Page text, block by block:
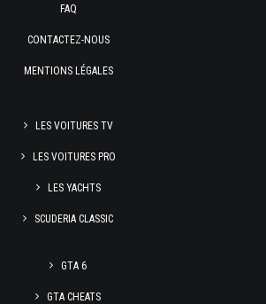
FAQ
CONTACTEZ-NOUS
MENTIONS LÉGALES
LES VOITURES TV
LES VOITURES PRO
LES YACHTS
SCUDERIA CLASSIC
GTA 6
GTA CHEATS